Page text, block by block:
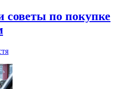
советы по покупке